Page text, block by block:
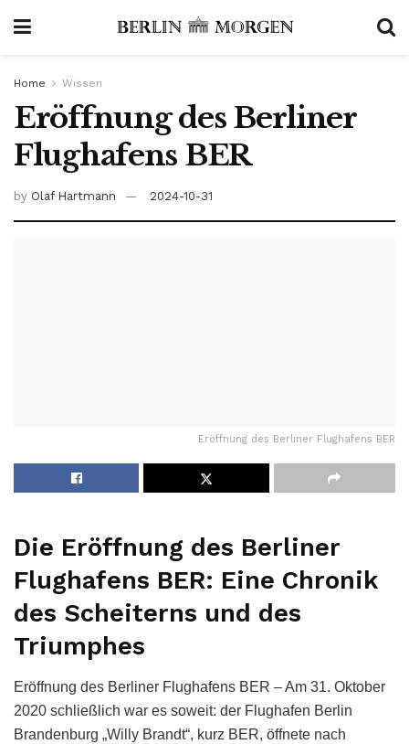
Home Wissen
Eröffnung des Berliner
Flughafens BER
by Olaf Hartmann 2024-10-31
Eröffnung des Berliner Flughafens BER
Die Eröffnung des Berliner
Flughafens BER: Eine Chronik
des Scheiterns und des
Triumphes
Eröffnung des Berliner Flughafens BER – Am 31. Oktober
2020 schließlich war es soweit: der Flughafen Berlin
Brandenburg „Willy Brandt“, kurz BER, öffnete nach